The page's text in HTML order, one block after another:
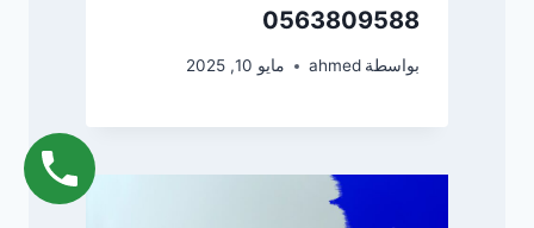
0563809588
بواسطة ahmed مايو 10, 2025